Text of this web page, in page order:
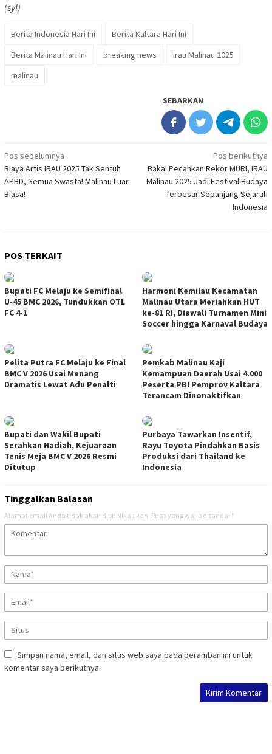
(syl)
Berita Indonesia Hari Ini
Berita Kaltara Hari Ini
Berita Malinau Hari Ini
breaking news
Irau Malinau 2025
malinau
SEBARKAN
Navigasi
pos
Pos sebelumnya
Biaya Artis IRAU 2025 Tak Sentuh
APBD, Semua Swasta! Malinau Luar
Biasa!
Pos berikutnya
Bakal Pecahkan Rekor MURI, IRAU
Malinau 2025 Jadi Festival Budaya
Terbesar Sepanjang Sejarah
Indonesia
POS TERKAIT
Bupati FC Melaju ke Semifinal
U-45 BMC 2026, Tundukkan OTL
FC 4-1
Harmoni Kemilau Kecamatan
Malinau Utara Meriahkan HUT
ke-81 RI, Diawali Turnamen Mini
Soccer hingga Karnaval Budaya
Pelita Putra FC Melaju ke Final
BMC V 2026 Usai Menang
Dramatis Lewat Adu Penalti
Pemkab Malinau Kaji
Kemampuan Daerah Usai 4.000
Peserta PBI Pemprov Kaltara
Terancam Dinonaktifkan
Bupati dan Wakil Bupati
Serahkan Hadiah, Kejuaraan
Tenis Meja BMC V 2026 Resmi
Ditutup
Purbaya Tawarkan Insentif,
Rayu Toyota Pindahkan Basis
Produksi dari Thailand ke
Indonesia
Tinggalkan Balasan
Alamat email Anda tidak akan dipublikasikan. Ruas yang wajib ditandai *
Simpan nama, email, dan situs web saya pada peramban ini untuk
komentar saya berikutnya.